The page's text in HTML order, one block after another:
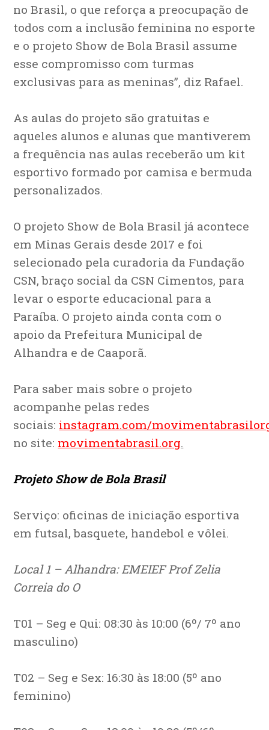
no Brasil, o que reforça a preocupação de
todos com a inclusão feminina no esporte
e o projeto Show de Bola Brasil assume
esse compromisso com turmas
exclusivas para as meninas”, diz Rafael.
As aulas do projeto são gratuitas e
aqueles alunos e alunas que mantiverem
a frequência nas aulas receberão um kit
esportivo formado por camisa e bermuda
personalizados.
O projeto Show de Bola Brasil já acontece
em Minas Gerais desde 2017 e foi
selecionado pela curadoria da Fundação
CSN, braço social da CSN Cimentos, para
levar o esporte educacional para a
Paraíba. O projeto ainda conta com o
apoio da Prefeitura Municipal de
Alhandra e de Caaporã.
Para saber mais sobre o projeto
acompanhe pelas redes
sociais: instagram.com/
no site: movimentabrasil.org.
Projeto Show de Bola Brasil
Serviço: oficinas de iniciação esportiva
em futsal, basquete, handebol e vôlei.
Local 1 – Alhandra: EMEIEF Prof Zelia
Correia do O
T01 – Seg e Qui: 08:30 às 10:00 (6º/ 7º ano
masculino)
T02 – Seg e Sex: 16:30 às 18:00 (5º ano
feminino)